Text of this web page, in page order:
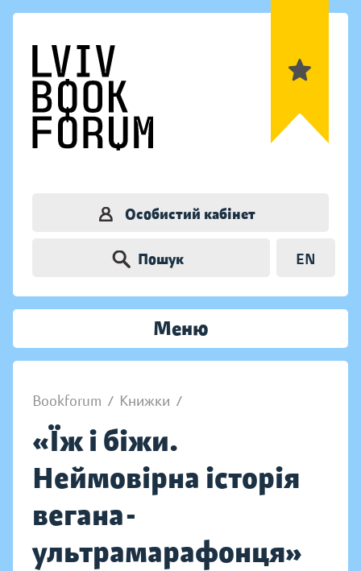
Особистий кабінет
Пошук EN
Меню
Bookforum / Книжки /
«Їж і біжи.
Неймовірна історія
вегана-
ультрамарафонця»